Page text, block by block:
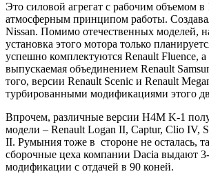
Это силовой агрегат с рабочим объемом в
атмосферным принципом работы.
Nissan. Помимо отечественных моделей,
установка этого мотора только
успешно комплектуются Renault Fluence,
выпускаемая объединением Renault
того, версии Renault Scenic и Renault
турбированными модификациями этого
Впрочем, различные версии H4М K-1
модели – Renault Logan II, Captur, Clio IV,
II. Румыния тоже в стороне не осталась,
сборочные цеха компании Dacia выдают
модификации с отдачей в 90 коней.